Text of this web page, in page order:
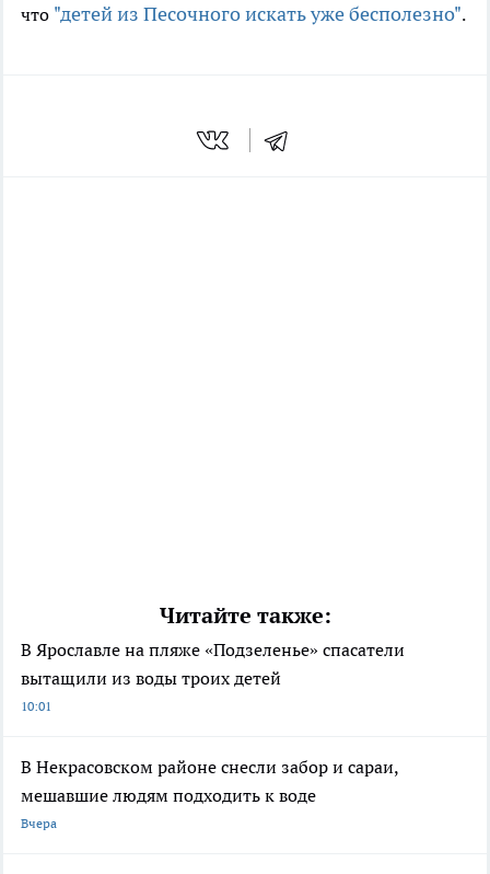
что "детей из Песочного искать уже бесполезно".
Читайте также:
В Ярославле на пляже «Подзеленье» спасатели
вытащили из воды троих детей
10:01
В Некрасовском районе снесли забор и сараи,
мешавшие людям подходить к воде
Вчера